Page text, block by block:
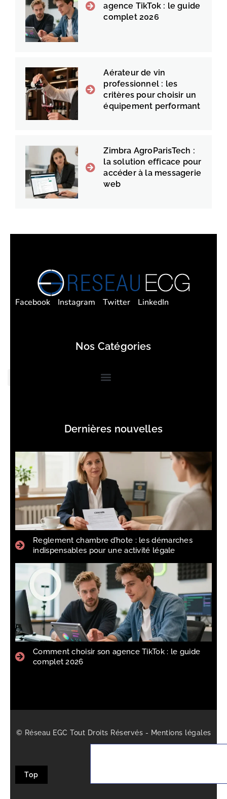
agence TikTok : le guide
complet 2026
Aérateur de vin
professionnel : les
critères pour choisir un
équipement performant
Zimbra AgroParisTech :
la solution efficace pour
accéder à la messagerie
web
Facebook Instagram Twitter LinkedIn
Nos Catégories
Dernières nouvelles
Reglement chambre d’hote : les démarches
indispensables pour une activité légale
Comment choisir son agence TikTok : le guide
complet 2026
© Réseau EGC Tout Droits Réservés - Mentions légales
Top